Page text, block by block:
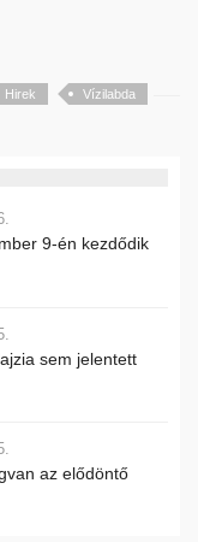
Hirek Vízilabda
9-én kezdődik
sem jelentett
az elődöntő